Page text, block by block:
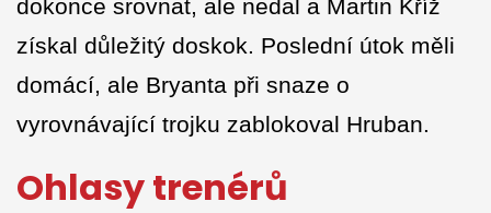
dokonce srovnat, ale nedal a Martin Kříž
získal důležitý doskok. Poslední útok měli
domácí, ale Bryanta při snaze o
vyrovnávající trojku zablokoval Hruban.
Ohlasy trenérů